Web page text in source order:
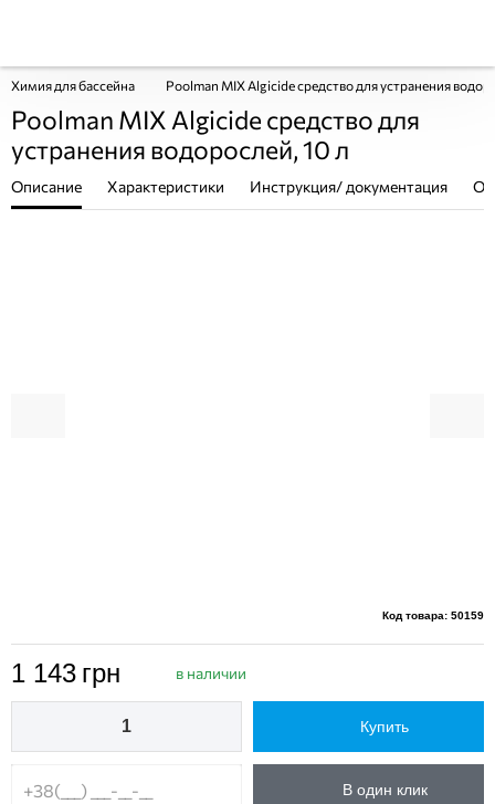
Химия для бассейна Poolman MIX Algicide средство для устранения
Poolman MIX Algicide средство для
устранения водорослей, 10 л
Описание Характеристики Инструкция/ документация
Код товара: 50159
1 143 грн в наличии
Купить
В один клик